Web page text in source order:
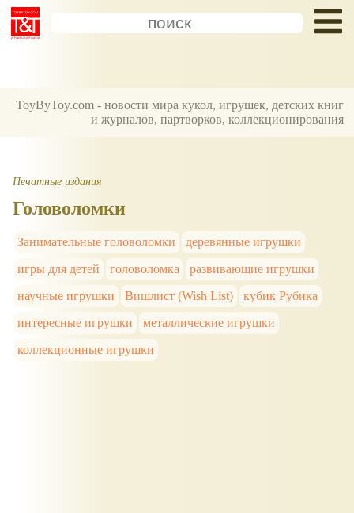
ToyByToy.com - новости мира кукол, игрушек, детских книг
и журналов, партворков, коллекционирования
Печатные издания
Головоломки
Занимательные головоломки
деревянные игрушки
игры для детей
головоломка
развивающие игрушки
научные игрушки
Вишлист (Wish List)
кубик Рубика
интересные игрушки
металлические игрушки
коллекционные игрушки